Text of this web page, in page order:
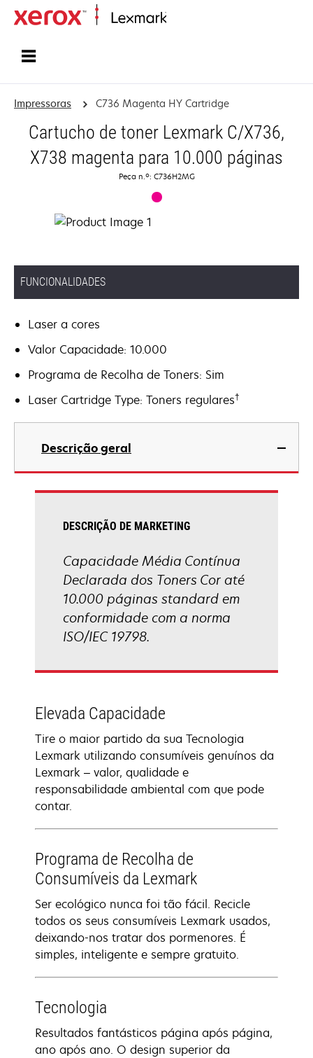
Impressoras C736 Magenta HY Cartridge
Cartucho de toner Lexmark C/X736,
X738 magenta para 10.000 páginas
Peça n.º: C736H2MG
FUNCIONALIDADES
Laser a cores
Valor Capacidade: 10.000
Programa de Recolha de Toners: Sim
Laser Cartridge Type: Toners regulares†
Descrição geral
DESCRIÇÃO DE MARKETING
Capacidade Média Contínua
Declarada dos Toners Cor até
10.000 páginas standard em
conformidade com a norma
ISO/IEC 19798.
Elevada Capacidade
Tire o maior partido da sua Tecnologia
Lexmark utilizando consumíveis genuínos da
Lexmark – valor, qualidade e
responsabilidade ambiental com que pode
contar.
Programa de Recolha de
Consumíveis da Lexmark
Ser ecológico nunca foi tão fácil. Recicle
todos os seus consumíveis Lexmark usados,
deixando-nos tratar dos pormenores. É
simples, inteligente e sempre gratuito.
Tecnologia
Resultados fantásticos página após página,
ano após ano. O design superior da